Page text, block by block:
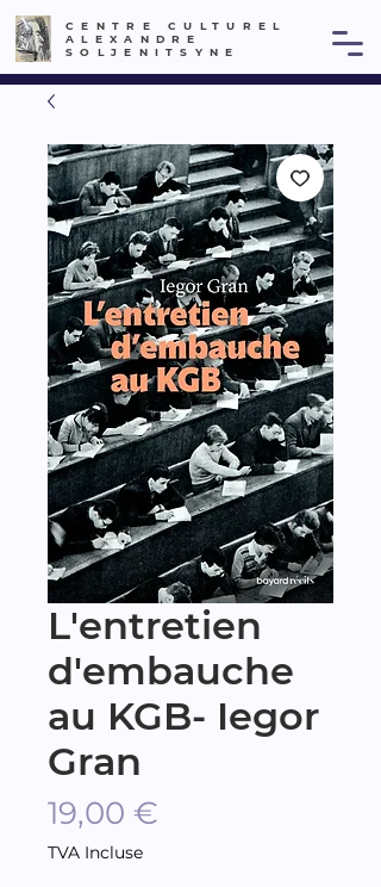
CENTRE CULTUREL
ALEXANDRE
SOLJENITSYNE
L'entretien
d'embauche
au KGB- Iegor
Gran
19,00 €
TVA Incluse